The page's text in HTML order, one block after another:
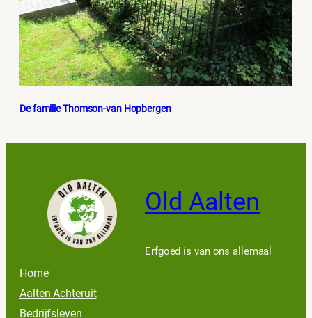
De familie Thomson-van Hopbergen
Old Aalten
Erfgoed is van ons allemaal
Home
Aalten Achteruit
Bedrijfsleven